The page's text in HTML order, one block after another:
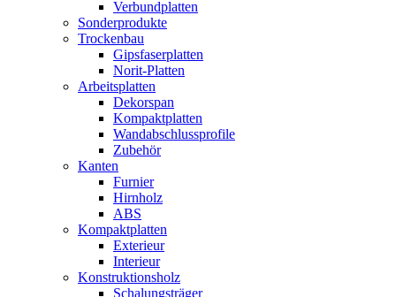
Verbundplatten
Sonderprodukte
Trockenbau
Gipsfaserplatten
Norit-Platten
Arbeitsplatten
Dekorspan
Kompaktplatten
Wandabschlussprofile
Zubehör
Kanten
Furnier
Hirnholz
ABS
Kompaktplatten
Exterieur
Interieur
Konstruktionsholz
Schalungsträger